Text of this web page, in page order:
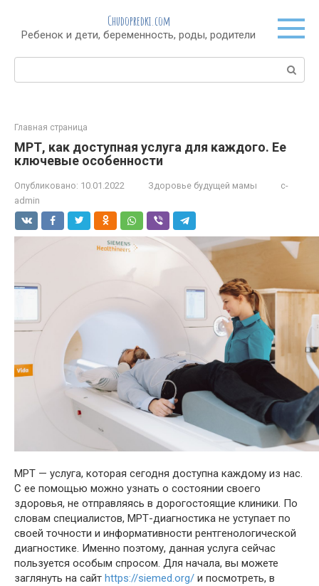
контенту
Chudopredki.com
Ребенок и дети, беременность, роды, родители
Поиск:
Главная страница
МРТ, как доступная услуга для каждого. Ее
ключевые особенности
Опубликовано: 10.01.2022 Здоровье будущей мамы
c-
admin
МРТ — услуга, которая сегодня доступна каждому из нас.
С ее помощью можно узнать о состоянии своего
здоровья, не отправляясь в дорогостоящие клиники. По
словам специалистов, МРТ-диагностика не уступает по
своей точности и информативности рентгенологической
диагностике. Именно поэтому, данная услуга сейчас
пользуется особым спросом. Для начала, вы можете
заглянуть на сайт https://siemed.org/ и посмотреть, в